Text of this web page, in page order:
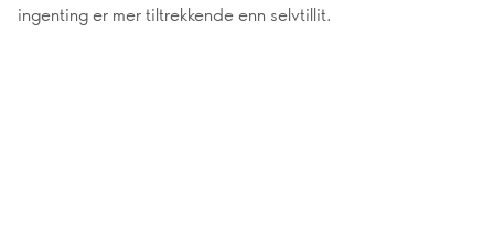
ingenting er mer tiltrekkende enn selvtillit.